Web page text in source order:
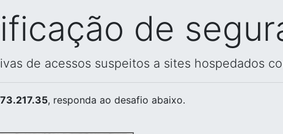
de
de acessos suspeitos a sites hospedados
, responda ao desafio abaixo.